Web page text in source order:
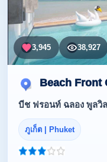
3,945 38,927
Beach Front
บีช ฟรอนท์ ฉลอง พูลวิ
ภูเก็ต | Phuket